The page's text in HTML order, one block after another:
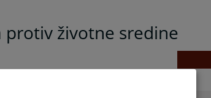
protiv životne sredine